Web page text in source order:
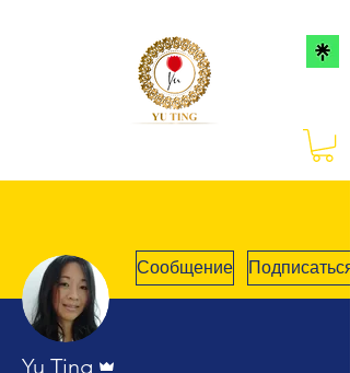
Сообщение Подписаться
Yu Ting